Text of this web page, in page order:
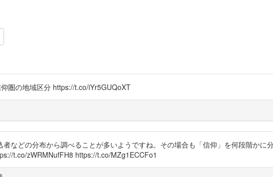
圏の地域区分 https://t.co/iYr5GUQoXT
などの分布から調べることが多いようですね。その場合も「信仰」を何段階かに
t.co/zWRMNufFH8 https://t.co/MZg1ECCFo1